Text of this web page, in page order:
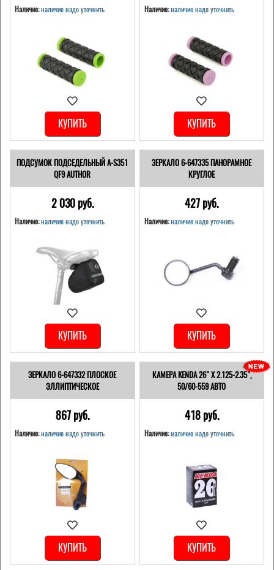
Наличие:наличие надо уточнить
КУПИТЬ
Наличие: наличие надо уточнить
КУПИТЬ
ПОДСУМОК ПОДСЕДЕЛЬНЫЙ A-S351
QF9 AUTHOR
2 030 pуб.
Наличие:наличие надо уточнить
КУПИТЬ
ЗЕРКАЛО 6-647335 ПАНОРАМНОЕ
КРУГЛОЕ
427 pуб.
Наличие: наличие надо уточнить
КУПИТЬ
ЗЕРКАЛО 6-647332 ПЛОСКОЕ
ЭЛЛИПТИЧЕСКОЕ
867 pуб.
Наличие:наличие надо уточнить
КУПИТЬ
КАМЕРА KENDA 26" Х 2.125-2.35",
50/60-559 АВТО
418 pуб.
Наличие: наличие надо уточнить
КУПИТЬ